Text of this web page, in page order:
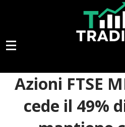
Azioni FTSE
cede il 49%